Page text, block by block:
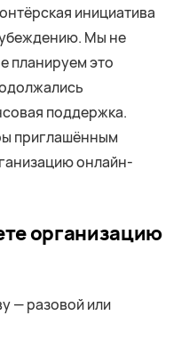
инициатива
убеждению. Мы не
планируем это
поддержка.
приглашённым
онлайн-
организацию
— разовой или